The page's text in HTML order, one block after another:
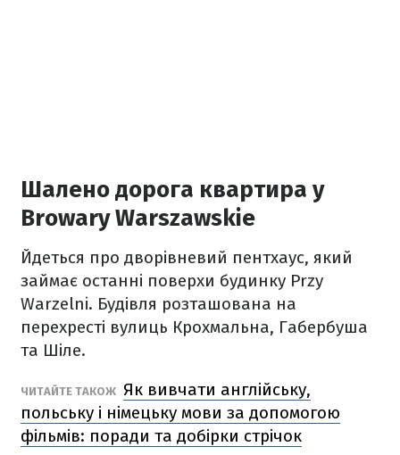
Шалено дорога квартира у
Browary Warszawskie
Йдеться про дворівневий пентхаус, який
займає останні поверхи будинку Przy
Warzelni. Будівля розташована на
перехресті вулиць Крохмальна, Габербуша
та Шіле.
ЧИТАЙТЕ ТАКОЖ Як вивчати англійську,
польську і німецьку мови за допомогою
фільмів: поради та добірки стрічок